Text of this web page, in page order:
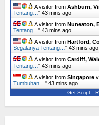
A visitor from Ashburn,
Tentang… " 43 mins ago
A visitor from Nuneaton,
Tentang… " 43 mins ago
A visitor from Hartford,
Segalanya Tentang… " 43 mins ago
A visitor from Cardiff,
Tentang… " 43 mins ago
A visitor from Singapore
Tumbuhan… " 43 mins ago
Get Script